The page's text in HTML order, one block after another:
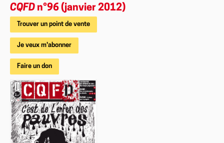
CQFD n°96 (janvier 2012)
Trouver un point de vente
Je veux m'abonner
Faire un don